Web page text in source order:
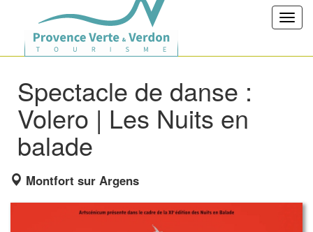
Spectacle de danse :
Volero | Les Nuits en
balade
Montfort sur Argens